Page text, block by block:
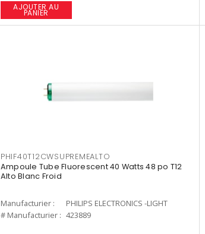
AJOUTER AU
PANIER
PHIF40T12CWSUPREMEALTO
Ampoule Tube Fluorescent 40 Watts 48 po T12
Alto Blanc Froid
Manufacturier :
PHILIPS ELECTRONICS -LIGHT
# Manufacturier : 423889